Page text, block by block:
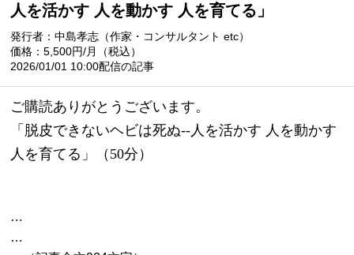
人を活かす 人を動かす 人を育てる」
発行者：中島孝志（作家・コンサルタント etc）
価格：5,500円/月（税込）
2026/01/01 10:00配信の記事
ご購読ありがとうございます。
「脱皮できないヘビは死ぬ--人を活かす 人を動かす
人を育てる」（50分）
…
…